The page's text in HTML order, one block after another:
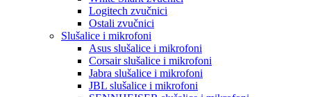
Logitech zvučnici
Ostali zvučnici
Slušalice i mikrofoni
Asus slušalice i mikrofoni
Corsair slušalice i mikrofoni
Jabra slušalice i mikrofoni
JBL slušalice i mikrofoni